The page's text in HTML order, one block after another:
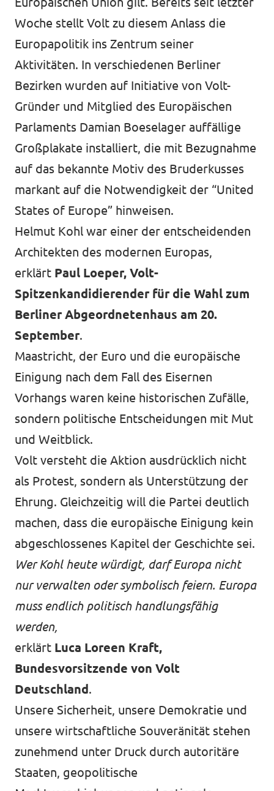
Woche stellt Volt zu diesem Anlass die
Europapolitik ins Zentrum seiner
Aktivitäten. In verschiedenen Berliner
Bezirken wurden auf Initiative von Volt-
Gründer und Mitglied des Europäischen
Parlaments Damian Boeselager auffällige
Großplakate installiert, die mit Bezugnahme
auf das bekannte Motiv des Bruderkusses
markant auf die Notwendigkeit der “United
States of Europe” hinweisen.
Helmut Kohl war einer der entscheidenden
Architekten des modernen Europas,
erklärt Paul Loeper, Volt-
Spitzenkandidierender für die Wahl zum
Berliner Abgeordnetenhaus am 20.
September.
Maastricht, der Euro und die europäische
Einigung nach dem Fall des Eisernen
Vorhangs waren keine historischen Zufälle,
sondern politische Entscheidungen mit Mut
und Weitblick.
Volt versteht die Aktion ausdrücklich nicht
als Protest, sondern als Unterstützung der
Ehrung. Gleichzeitig will die Partei deutlich
machen, dass die europäische Einigung kein
abgeschlossenes Kapitel der Geschichte sei.
Wer Kohl heute würdigt, darf Europa nicht
nur verwalten oder symbolisch feiern. Europa
muss endlich politisch handlungsfähig
werden,
erklärt Luca Loreen Kraft,
Bundesvorsitzende von Volt
Deutschland.
Unsere Sicherheit, unsere Demokratie und
unsere wirtschaftliche Souveränität stehen
zunehmend unter Druck durch autoritäre
Staaten, geopolitische